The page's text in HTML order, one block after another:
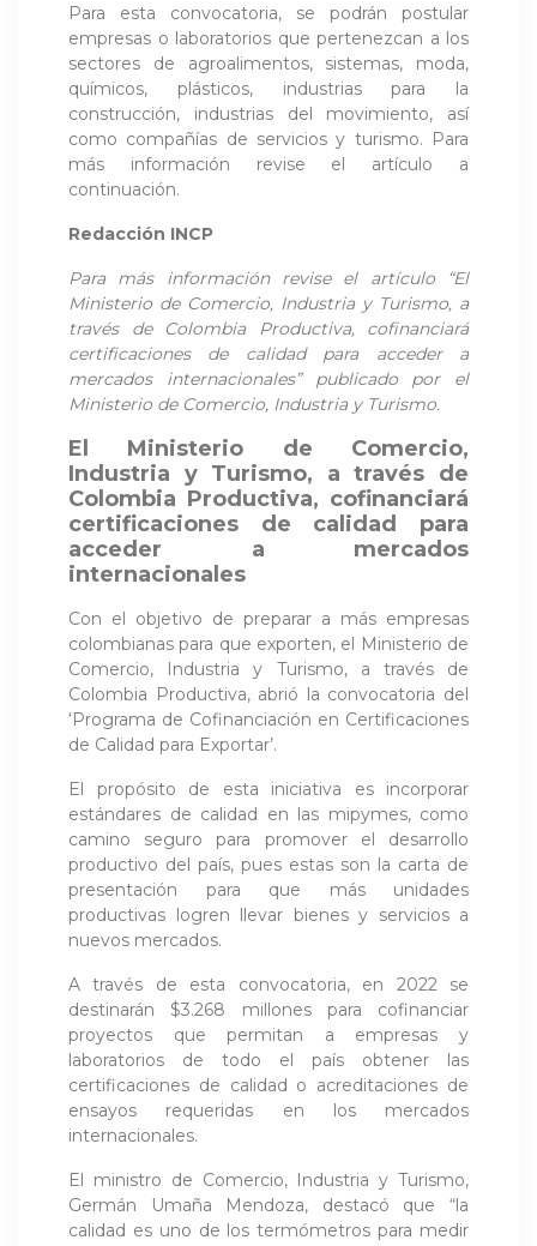
Para esta convocatoria, se podrán postular
empresas o laboratorios que pertenezcan a los
sectores de agroalimentos, sistemas, moda,
químicos, plásticos, industrias para la
construcción, industrias del movimiento, así
como compañías de servicios y turismo. Para
más información revise el artículo a
continuación.
Redacción INCP
Para más información revise el artículo “El
Ministerio de Comercio, Industria y Turismo, a
través de Colombia Productiva, cofinanciará
certificaciones de calidad para acceder a
mercados internacionales” publicado por el
Ministerio de Comercio, Industria y Turismo.
El Ministerio de Comercio,
Industria y Turismo, a través de
Colombia Productiva, cofinanciará
certificaciones de calidad para
acceder a mercados
internacionales
Con el objetivo de preparar a más empresas
colombianas para que exporten, el Ministerio de
Comercio, Industria y Turismo, a través de
Colombia Productiva, abrió la convocatoria del
‘Programa de Cofinanciación en Certificaciones
de Calidad para Exportar’.
El propósito de esta iniciativa es incorporar
estándares de calidad en las mipymes, como
camino seguro para promover el desarrollo
productivo del país, pues estas son la carta de
presentación para que más unidades
productivas logren llevar bienes y servicios a
nuevos mercados.
A través de esta convocatoria, en 2022 se
destinarán $3.268 millones para cofinanciar
proyectos que permitan a empresas y
laboratorios de todo el país obtener las
certificaciones de calidad o acreditaciones de
ensayos requeridas en los mercados
internacionales.
El ministro de Comercio, Industria y Turismo,
Germán Umaña Mendoza, destacó que “la
calidad es uno de los termómetros para medir